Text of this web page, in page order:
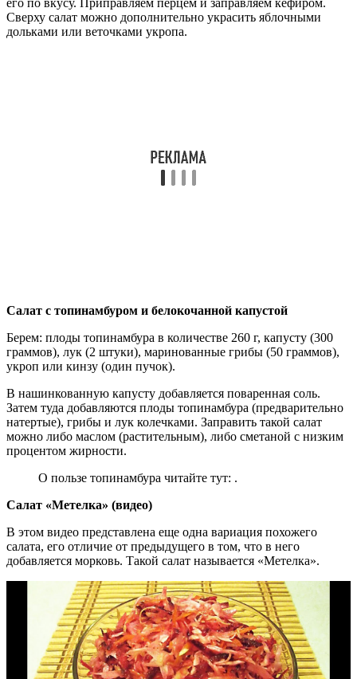
его по вкусу. Приправляем перцем и заправляем кефиром.
Сверху салат можно дополнительно украсить яблочными
дольками или веточками укропа.
Салат с топинамбуром и белокочанной капустой
Берем: плоды топинамбура в количестве 260 г, капусту (300
граммов), лук (2 штуки), маринованные грибы (50 граммов),
укроп или кинзу (один пучок).
В нашинкованную капусту добавляется поваренная соль.
Затем туда добавляются плоды топинамбура (предварительно
натертые), грибы и лук колечками. Заправить такой салат
можно либо маслом (растительным), либо сметаной с низким
процентом жирности.
О пользе топинамбура читайте тут: .
Салат «Метелка» (видео)
В этом видео представлена еще одна вариация похожего
салата, его отличие от предыдущего в том, что в него
добавляется морковь. Такой салат называется «Метелка».